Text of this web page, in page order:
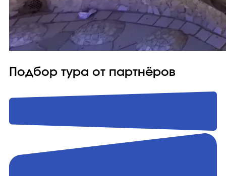
Подбор тура от партнёров